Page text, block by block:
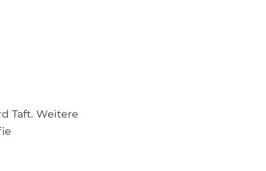
Taft. Weitere